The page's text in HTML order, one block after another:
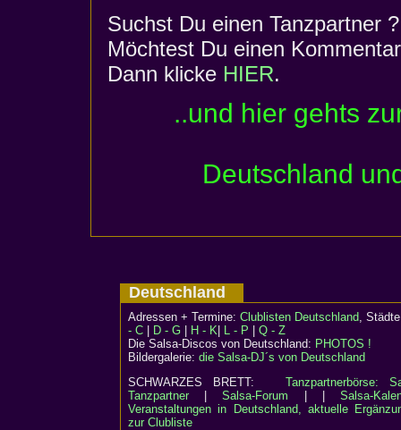
Suchst Du einen Tanzpartner
Möchtest Du einen
Dann klicke HIER.
..und hier gehts
Deutschland
Deutschland
Adressen + Termine: Clublisten Deutschland,
- C
D - G H - K L - P
Q - Z
Die Salsa-Discos von Deutschland: PHOTOS !
Bildergalerie: die Salsa-DJ´s von Deutschland
SCHWARZES BRETT:Tanzpartnerbörse:
Tanzpartner|Salsa-Forum | |Salsa-
Veranstaltungen in Deutschland, aktuelle
zur Clubliste